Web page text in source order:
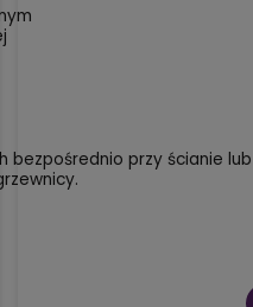
przy ścianie